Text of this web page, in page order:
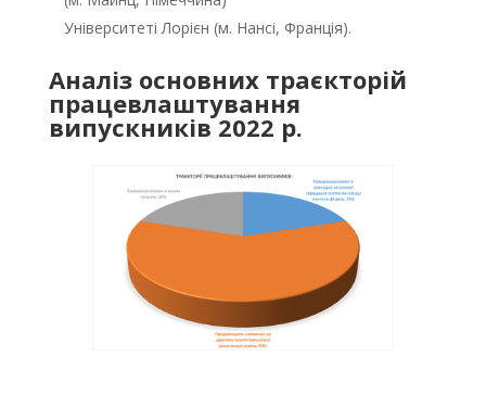
Університеті Лорієн (м. Нансі, Франція).
Аналіз основних траєкторій
працевлаштування
випускників 2022 р.